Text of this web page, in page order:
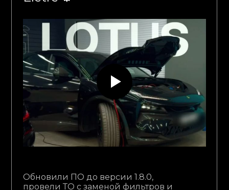
Обновили ПО до версии 1.8.0,
провели ТО с заменой фильтров и